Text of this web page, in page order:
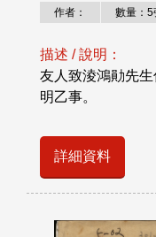
作者： 數量：5
描述 / 說明：
友人致淩鴻勛先
明乙事。
詳細資料